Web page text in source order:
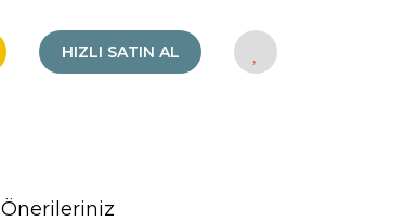
HIZLI SATIN AL
Önerileriniz